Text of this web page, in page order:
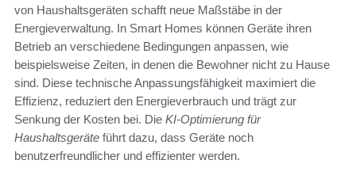
von Haushaltsgeräten schafft neue Maßstäbe in der
Energieverwaltung. In Smart Homes können Geräte ihren
Betrieb an verschiedene Bedingungen anpassen, wie
beispielsweise Zeiten, in denen die Bewohner nicht zu Hause
sind. Diese technische Anpassungsfähigkeit maximiert die
Effizienz, reduziert den Energieverbrauch und trägt zur
Senkung der Kosten bei. Die KI-Optimierung für
Haushaltsgeräte führt dazu, dass Geräte noch
benutzerfreundlicher und effizienter werden.